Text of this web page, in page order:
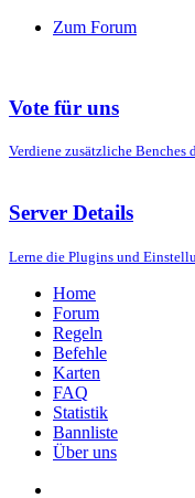
Zum Forum
Vote für uns
Verdiene zusätzliche Benches
Server Details
Lerne die Plugins und
Home
Forum
Regeln
Befehle
Karten
FAQ
Statistik
Bannliste
Über uns